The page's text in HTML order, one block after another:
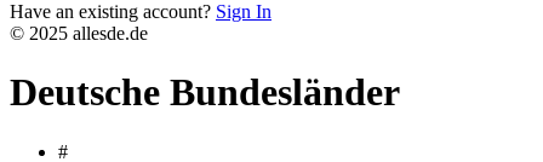
Have an existing account? Sign In
© 2025 allesde.de
Deutsche Bundesländer
#